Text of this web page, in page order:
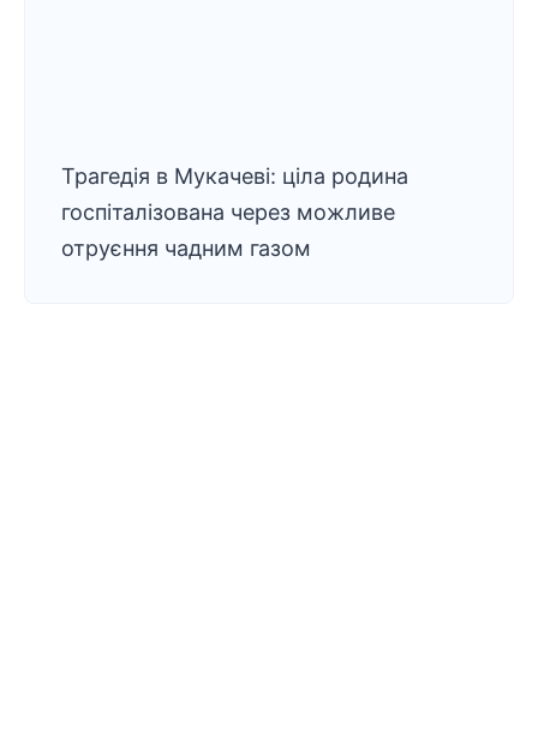
Трагедія в Мукачеві: ціла родина
госпіталізована через можливе
отруєння чадним газом